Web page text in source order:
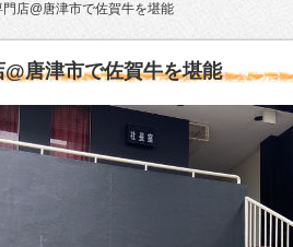
店@唐津市で佐賀牛を堪能
唐津市で佐賀牛を堪能